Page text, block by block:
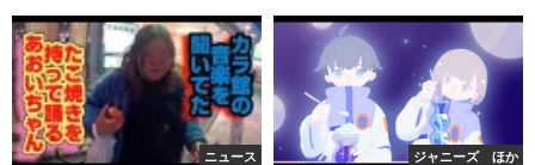
ニュース ジャニーズ ほか